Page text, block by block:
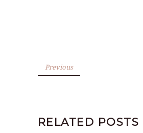
Previous
RELATED POSTS